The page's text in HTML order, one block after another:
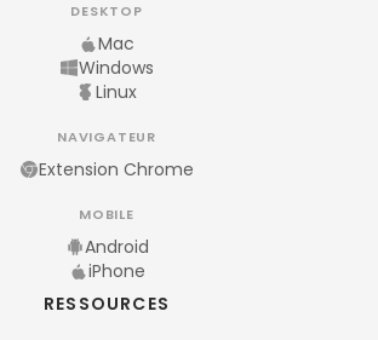
DESKTOP
Mac
Windows
Linux
NAVIGATEUR
Extension Chrome
MOBILE
Android
iPhone
RESSOURCES